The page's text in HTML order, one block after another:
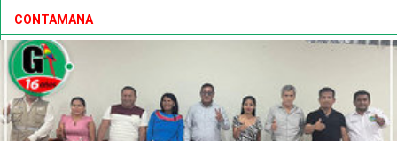
CONTAMANA